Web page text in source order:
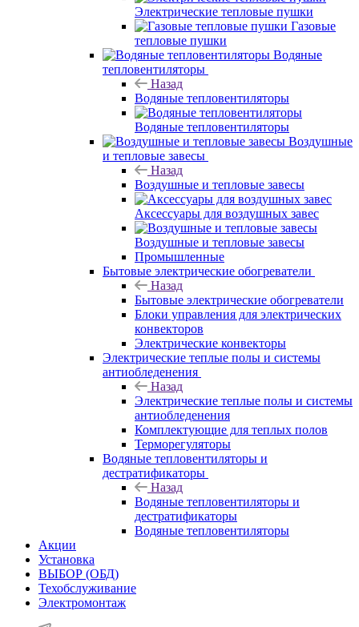
Электрические тепловые пушки
Газовые
тепловые пушки
Водяные
тепловентиляторы
Назад
Водяные тепловентиляторы
Водяные тепловентиляторы
Воздушные
и тепловые завесы
Назад
Воздушные и тепловые завесы
Аксессуары для воздушных завес
Воздушные и тепловые завесы
Промышленные
Бытовые электрические обогреватели
Назад
Бытовые электрические обогреватели
Блоки управления для электрических
конвекторов
Электрические конвекторы
Электрические теплые полы и системы
антиобледенения
Назад
Электрические теплые полы и системы
антиобледенения
Комплектующие для теплых полов
Терморегуляторы
Водяные тепловентиляторы и
дестратификаторы
Назад
Водяные тепловентиляторы и
дестратификаторы
Водяные тепловентиляторы
Акции
Установка
ВЫБОР (ОБД)
Техобслуживание
Электромонтаж